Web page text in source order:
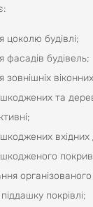
цоколю будівлі;
фасадів будівель;
зовнішніх
та
вхідних
покрівлі;